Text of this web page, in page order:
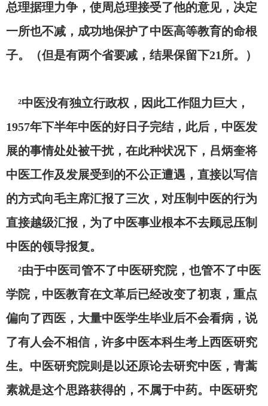
总理据理力争，使周总理接受了他的意见，决定
一所也不减，成功地保护了中医高等教育的命根
子。（但是有两个省要减，结果保留下21所。）
²中医没有独立行政权，因此工作阻力巨大，
1957年下半年中医的好日子完结，此后，中医发
展的事情处处被干扰，在此种状况下，吕炳奎将
中医工作及发展受到的不公正遭遇，直接以写信
的方式向毛主席汇报了三次，对压制中医的行为
直接越级汇报，为了中医事业根本不去顾忌压制
中医的领导报复。
²由于中医司管不了中医研究院，也管不了中医
学院，中医教育在文革后已经改变了初衷，重点
偏向了西医，大量中医学生毕业后不会看病，说
了有人会不相信，许多中医本科生考上西医研究
生。中医研究院则是以还原论去研究中医，青蒿
素就是这个思路获得的，不属于中药。中医研究